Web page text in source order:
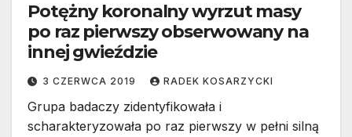
Potężny koronalny wyrzut masy
po raz pierwszy obserwowany na
innej gwieździe
3 CZERWCA 2019 RADEK KOSARZYCKI
Grupa badaczy zidentyfikowała i
scharakteryzowała po raz pierwszy w pełni silną